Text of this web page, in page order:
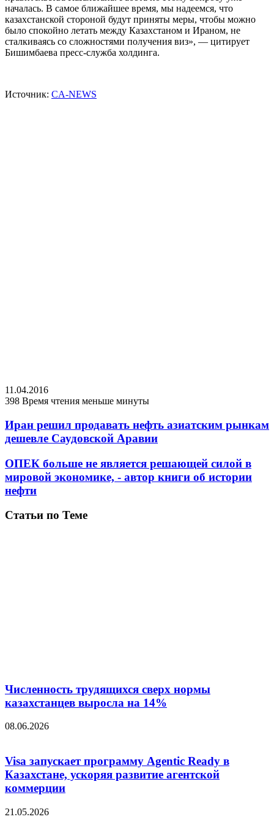
началась. В самое ближайшее время, мы надеемся, что
казахстанской стороной будут приняты меры, чтобы можно
было спокойно летать между Казахстаном и Ираном, не
сталкиваясь со сложностями получения виз», — цитирует
Бишимбаева пресс-служба холдинга.
Источник: CA-NEWS
11.04.2016
398 Время чтения меньше минуты
Иран решил продавать нефть азиатским рынкам
дешевле Саудовской Аравии
ОПЕК больше не является решающей силой в
мировой экономике, - автор книги об истории
нефти
Статьи по Теме
Численность трудящихся сверх нормы
казахстанцев выросла на 14%
08.06.2026
Visa запускает программу Agentic Ready в
Казахстане, ускоряя развитие агентской
коммерции
21.05.2026